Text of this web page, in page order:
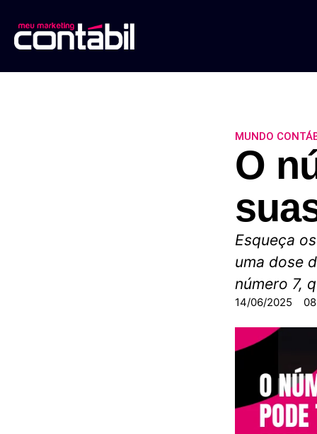
MUNDO
O
Esqueça
uma dose
número 7,
14/06/2025